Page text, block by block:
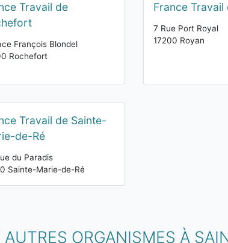
Travail de
François Blondel
Rochefort
France Travail
7 Rue Port Royal
17200 Royan
Travail de Sainte-
de-Ré
du Paradis
Sainte-Marie-de-Ré
AUTRES ORGANISMES À